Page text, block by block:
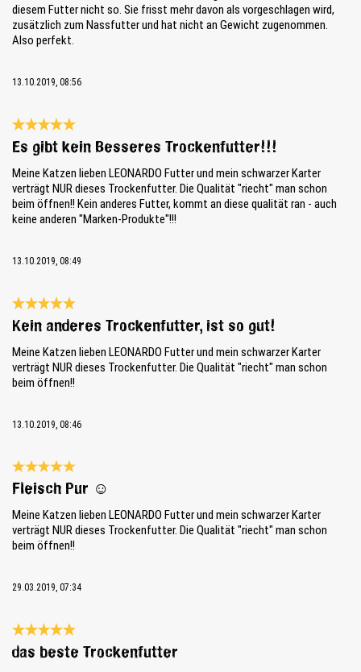
diesem Futter nicht so. Sie frisst mehr davon als vorgeschlagen wird,
zusätzlich zum Nassfutter und hat nicht an Gewicht zugenommen.
Also perfekt.
13.10.2019, 08:56
Reseña con calificación de 5 de 5 estrellas
Es gibt kein Besseres Trockenfutter!!!
Meine Katzen lieben LEONARDO Futter und mein schwarzer Karter
verträgt NUR dieses Trockenfutter. Die Qualität "riecht" man schon
beim öffnen!! Kein anderes Futter, kommt an diese qualität ran - auch
keine anderen "Marken-Produkte"!!!
13.10.2019, 08:49
Reseña con calificación de 5 de 5 estrellas
Kein anderes Trockenfutter, ist so gut!
Meine Katzen lieben LEONARDO Futter und mein schwarzer Karter
verträgt NUR dieses Trockenfutter. Die Qualität "riecht" man schon
beim öffnen!!
13.10.2019, 08:46
Reseña con calificación de 5 de 5 estrellas
Fleisch Pur ☺
Meine Katzen lieben LEONARDO Futter und mein schwarzer Karter
verträgt NUR dieses Trockenfutter. Die Qualität "riecht" man schon
beim öffnen!!
29.03.2019, 07:34
Reseña con calificación de 5 de 5 estrellas
das beste Trockenfutter